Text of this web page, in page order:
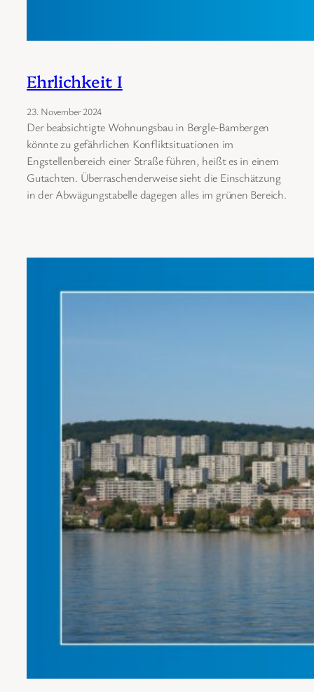
Ehrlichkeit I
23. November 2024
Der beabsichtigte Wohnungsbau in Bergle-Bambergen
könnte zu gefährlichen Konfliktsituationen im
Engstellenbereich einer Straße führen, heißt es in einem
Gutachten. Überraschenderweise sieht die Einschätzung
in der Abwägungstabelle dagegen alles im grünen Bereich.